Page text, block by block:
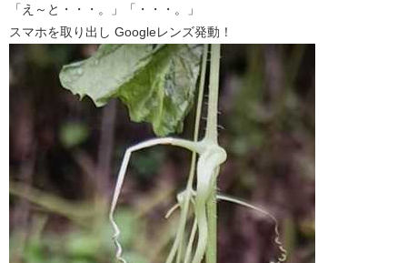
「え～と・・・。」「・・・。」
スマホを取り出し Googleレンズ発動！